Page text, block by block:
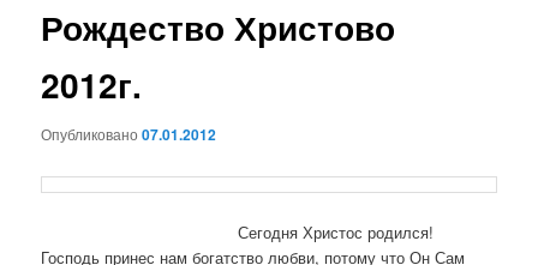
г
о
а
Рождество Христово
2012г.
Опубликовано07.01.2012
Сегодня Христос родился!
Господь принес нам богатство любви, потому что Он Сам